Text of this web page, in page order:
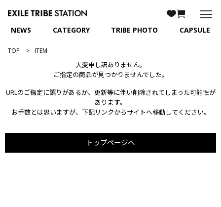
NEWS CATEGORY TRIBE PHOTO CAPSULE
TOP ITEM
大変申し訳ありません。
ご指定の商品が見つかりませんでした。
URLのご指定に誤りがあるか、更新等に伴い削除されてしまった可能性が
あります。
お手数とは思いますが、下記リンクからサイトへ移動してください。
トップページへ